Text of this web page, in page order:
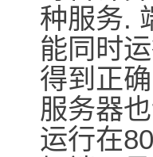
种服务.
能同时
得到正
服务器
运行在